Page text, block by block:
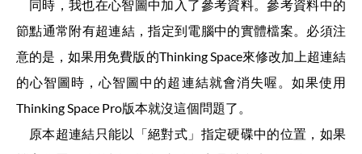
同時，我也在心智圖中加入了參考資料。參考資料中的
節點通常附有超連結，指定到電腦中的實體檔案。必須注
意的是，如果用免費版的Thinking Space來修改加上超連結
的心智圖時，心智圖中的超連結就會消失喔。如果使用
Thinking Space Pro版本就沒這個問題了。
原本超連結只能以「絕對式」指定硬碟中的位置，如果